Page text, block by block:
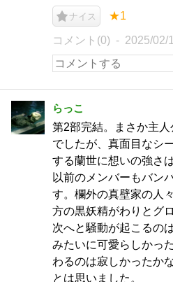
ナイス ★1
コメント(0) 2025/02/
らっこ
第2部完結。まさか主
でしたが、真面目なシ
する蘭世に想いの強さ
以前のメンバーもバン
す。欄外の真壁家の人
方の黒妖精がわりとグ
次へと騒動が起こるの
みたいに可愛らしかっ
わるのは寂しかったか
とは思いました。